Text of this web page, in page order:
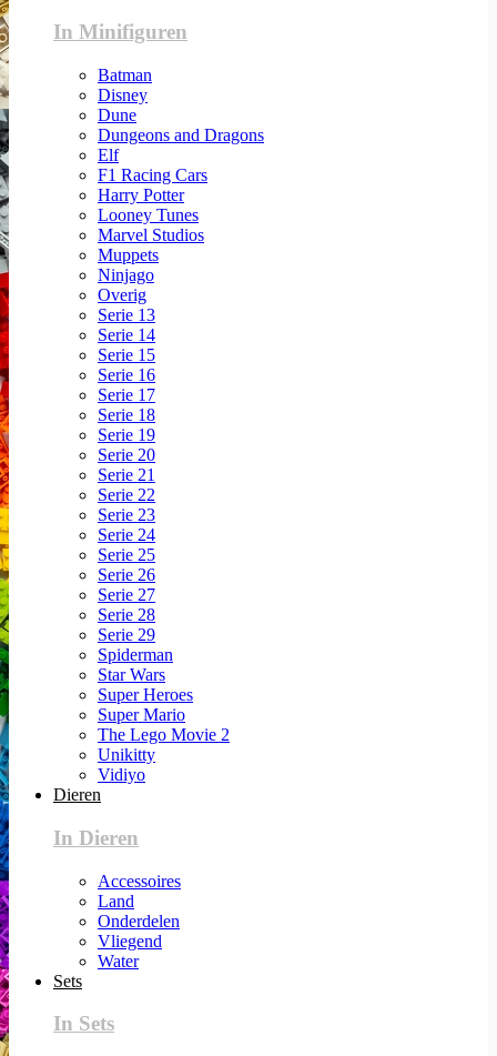
In Minifiguren
Batman
Disney
Dune
Dungeons and Dragons
Elf
F1 Racing Cars
Harry Potter
Looney Tunes
Marvel Studios
Muppets
Ninjago
Overig
Serie 13
Serie 14
Serie 15
Serie 16
Serie 17
Serie 18
Serie 19
Serie 20
Serie 21
Serie 22
Serie 23
Serie 24
Serie 25
Serie 26
Serie 27
Serie 28
Serie 29
Spiderman
Star Wars
Super Heroes
Super Mario
The Lego Movie 2
Unikitty
Vidiyo
Dieren
In Dieren
Accessoires
Land
Onderdelen
Vliegend
Water
Sets
In Sets